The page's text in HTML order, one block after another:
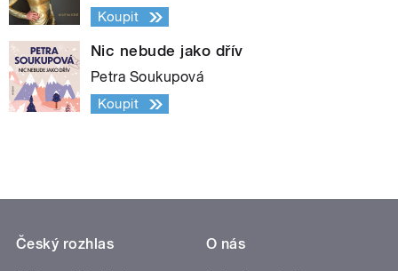
Koupit
Nic nebude jako dřív
Petra Soukupová
Koupit
Český rozhlas
O nás